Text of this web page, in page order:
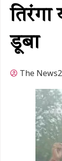
डूबा
The